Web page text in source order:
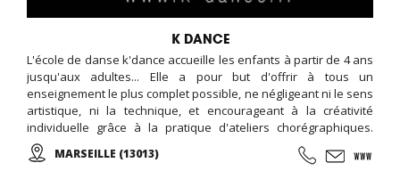
K DANCE
L'école de danse k'dance accueille les enfants à partir de 4 ans
jusqu'aux adultes... Elle a pour but d'offrir à tous un
enseignement le plus complet possible, ne négligeant ni le sens
artistique, ni la technique, et encourageant à la créativité
individuelle grâce à la pratique d'ateliers chorégraphiques.
Cours de danse classique, modern-jazz, hip-hop, break, ragga,
orientale et zumba ... Cours de musique avec batterie, basse,
MARSEILLE (13013)